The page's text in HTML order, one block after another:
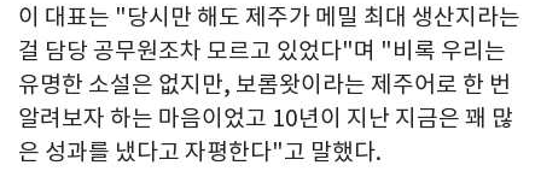
이 대표는 "당시만 해도 제주가 메밀 최대 생산지라는
걸 담당 공무원조차 모르고 있었다"며 "비록 우리는
유명한 소설은 없지만, 보롬왓이라는 제주어로 한 번
알려보자 하는 마음이었고 10년이 지난 지금은 꽤 많
은 성과를 냈다고 자평한다"고 말했다.